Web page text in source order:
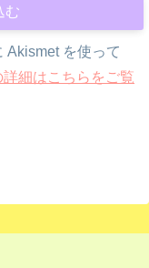
む
Akismet を使って
細はこちらをご覧